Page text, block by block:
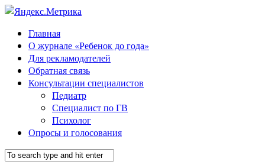
Главная
О журнале «Ребенок до года»
Для рекламодателей
Обратная связь
Консультации специалистов
Педиатр
Специалист по ГВ
Психолог
Опросы и голосования